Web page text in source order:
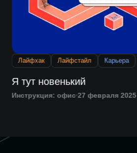
Лайфхак Лайфстайл Карьера
Я тут новенький
Инструкция: офис 27 февраля 2025